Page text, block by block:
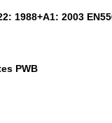
1988+A1: 2003
PWB